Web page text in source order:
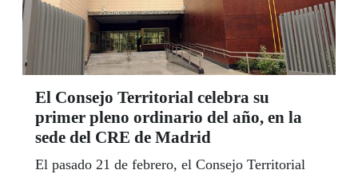
El Consejo Territorial celebra su
primer pleno ordinario del año, en la
sede del CRE de Madrid
El pasado 21 de febrero, el Consejo Territorial